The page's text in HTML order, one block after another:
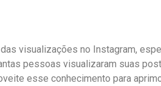
visualizações no Instagram,
pessoas ⁤visualizaram suas
esse conhecimento para‍